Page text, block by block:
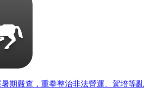
期嚴查，重拳整治非法營運、駕培等亂